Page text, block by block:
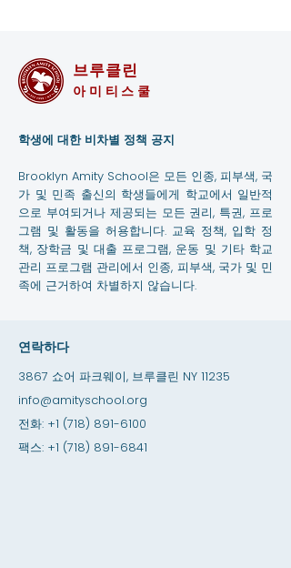
브루클린
아미티스쿨
학생에 대한 비차별 정책 공지
Brooklyn Amity School은 모든 인종, 피부색, 국
가 및 민족 출신의 학생들에게 학교에서 일반적
으로 부여되거나 제공되는 모든 권리, 특권, 프로
그램 및 활동을 허용합니다. 교육 정책, 입학 정
책, 장학금 및 대출 프로그램, 운동 및 기타 학교
관리 프로그램 관리에서 인종, 피부색, 국가 및 민
족에 근거하여 차별하지 않습니다.
연락하다
3867 쇼어 파크웨이, 브루클린 NY 11235
info@amityschool.org
전화: +1 (718) 891-6100
팩스: +1 (718) 891-6841